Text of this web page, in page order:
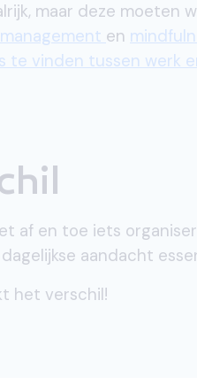
maar deze moeten
en
te vinden tussen werk
af en toe iets
aandacht
het verschil!